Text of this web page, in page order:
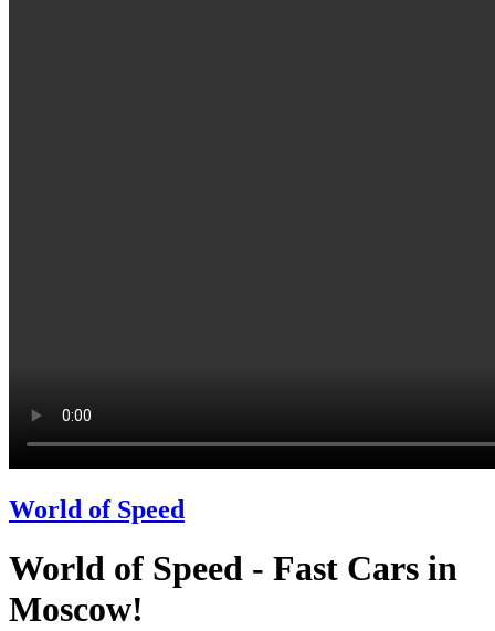
World of Speed
World of Speed - Fast Cars in
Moscow!